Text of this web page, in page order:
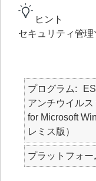
ヒント
セキュリティ管
プログラム
アンチウイル
for Microsoft
レミス版）
プラットフォー